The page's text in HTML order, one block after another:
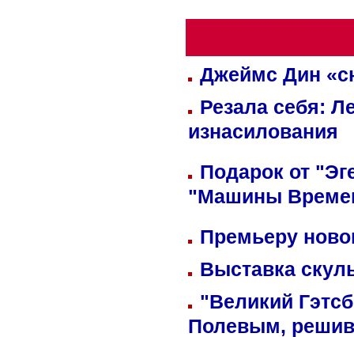
Джеймс Дин
Резала себя:
изнасилования
Подарок от
"Машины
Премьеру
Выставка
"Великий